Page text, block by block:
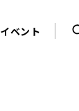
イベント